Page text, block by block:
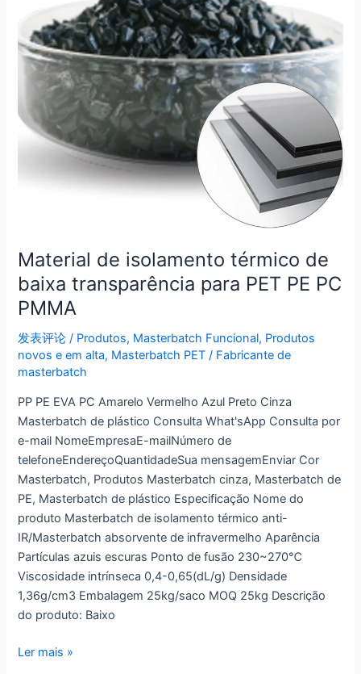
Material de isolamento térmico de
baixa transparência para PET PE PC
PMMA
发表评论 / Produtos, Masterbatch Funcional, Produtos
novos e em alta, Masterbatch PET / Fabricante de
masterbatch
PP PE EVA PC Amarelo Vermelho Azul Preto Cinza
Masterbatch de plástico Consulta What'sApp Consulta por
e-mail NomeEmpresaE-mailNúmero de
telefoneEndereçoQuantidadeSua mensagemEnviar Cor
Masterbatch, Produtos Masterbatch cinza, Masterbatch de
PE, Masterbatch de plástico Especificação Nome do
produto Masterbatch de isolamento térmico anti-
IR/Masterbatch absorvente de infravermelho Aparência
Partículas azuis escuras Ponto de fusão 230~270℃
Viscosidade intrínseca 0,4-0,65(dL/g) Densidade
1,36g/cm3 Embalagem 25kg/saco MOQ 25kg Descrição
do produto: Baixo
baixa
transparência
para
PET
PMMA
Ler mais »